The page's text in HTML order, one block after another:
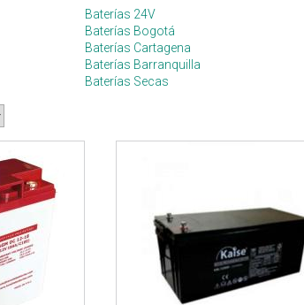
Baterías 24V
Baterías Bogotá
Baterías Cartagena
Baterías Barranquilla
Baterías Secas